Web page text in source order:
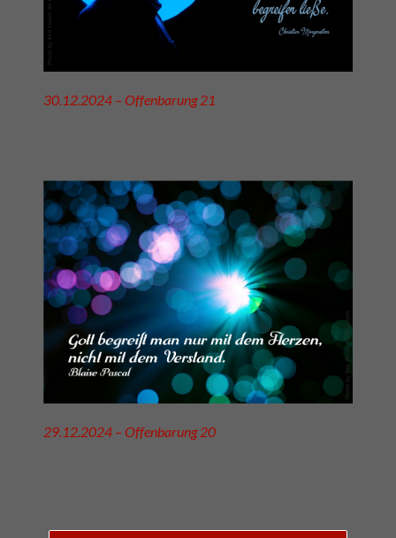
30.12.2024 – Offenbarung 21
29.12.2024 – Offenbarung 20